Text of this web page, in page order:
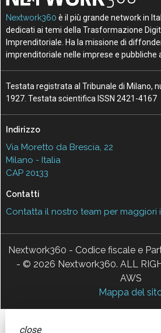
Nextwork360 è il più grande network in
dedicati ai temi della Trasformazione
Imprenditoriale. Ha la missione di
imprenditoriale nelle imprese e pubbliche
Testata registrata al Tribunale di Milano,
1927. Testata scientifica ISSN 2421-4167
Indirizzo
Via Moretto da Brescia, 22
Milano - Italia
CAP 20133
Contatti
Contatta il nostro team per maggiori
Nextwork360 - Codice fiscale e
- © 2026 Nextwork360. ALL
AWS
Mappa del
close